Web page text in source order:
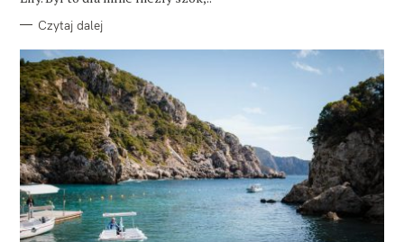
Czytaj dalej